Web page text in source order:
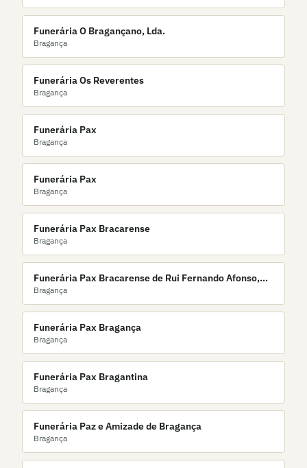
Funerária O Bragançano, Lda.
Bragança
Funerária Os Reverentes
Bragança
Funerária Pax
Bragança
Funerária Pax
Bragança
Funerária Pax Bracarense
Bragança
Funerária Pax Bracarense de Rui Fernando Afonso,
Unipessoal, Lda.
Bragança
Funerária Pax Bragança
Bragança
Funerária Pax Bragantina
Bragança
Funerária Paz e Amizade de Bragança
Bragança